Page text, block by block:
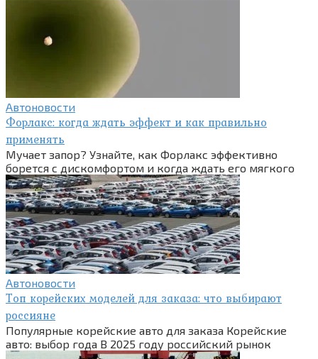
Автоновости
Форлакс: когда ждать эффект и как правильно
применять
Мучает запор? Узнайте, как Форлакс эффективно
борется с дискомфортом и когда ждать его мягкого
Автоновости
Топ корейских моделей для заказа: что выбирают
россияне
Популярные корейские авто для заказа Корейские
авто: выбор года В 2025 году российский рынок